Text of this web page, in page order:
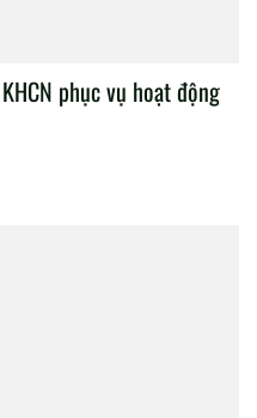
phục vụ hoạt động